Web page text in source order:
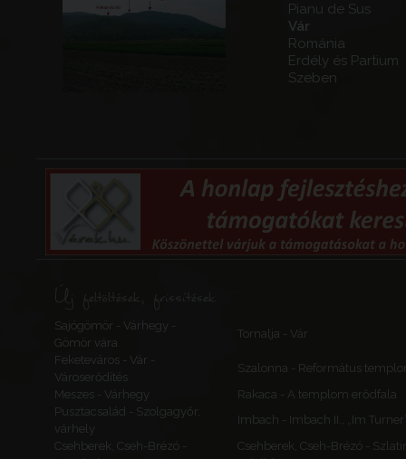
Pianu de Sus
Vár
Románia
Erdély és Partium
Szeben
Új feltöltések, frissítések
Sajógömör - Várhegy -
Gömör vára
Tornalja - Vár
Feketeváros - Vár -
Városerődítés
Szalonna - Református
Meszes - Várhegy
Rakaca - A templom erődfala
Pusztacsalád - Szolgagyőr,
várhely
Imbach - Imbach II., „Im
Csehberek, Cseh-Brézó -
Csehberek, Cseh-Brézó -